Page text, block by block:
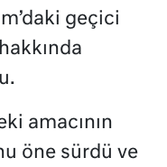
geçici
amacının
öne sürdü ve